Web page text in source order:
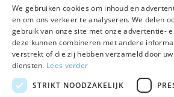
Algemene voorwaarden RSS-
We gebruiken cookies om inhoud en
en om ons verkeer te analyseren. We delen
gebruik van onze site met onze advertentie-
deze kunnen combineren met andere
verstrekt of die zij hebben verzameld door
diensten. Lees verder
STRIKT NOODZAKELIJK